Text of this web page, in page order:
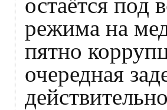
режима на
пятно
очередная